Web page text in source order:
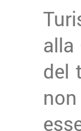
alla
del